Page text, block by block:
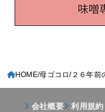
HOME 母ゴコロ ２６年前
会社概要 利用規約